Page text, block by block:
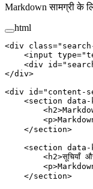
Markdown सामग्री के
html
<div class=
    <
input type=
    <
div id=
</div>
<div id="content-
    <
section data-
        <
h2
        <
p
    </
section>
    <
section data-
        <
h2>सूचियाँ
        <
p
    </
section>